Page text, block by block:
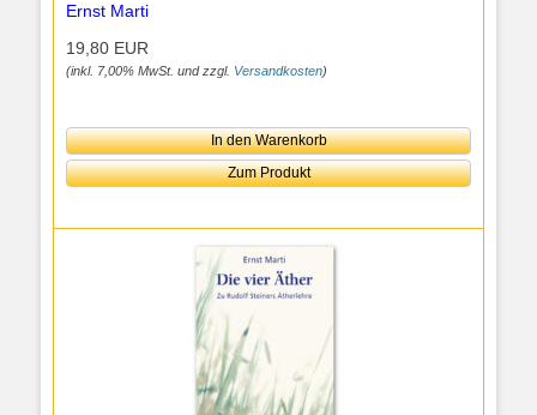
Ernst Marti
19,80 EUR
(inkl. 7,00% MwSt. und zzgl. Versandkosten)
In den Warenkorb
Zum Produkt